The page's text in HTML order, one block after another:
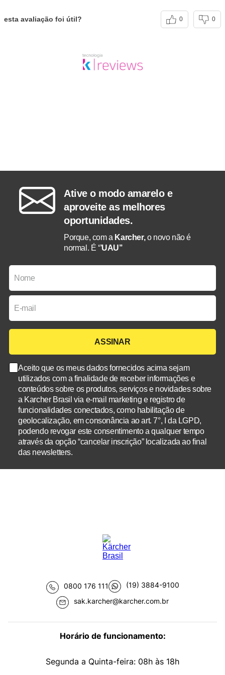
esta avaliação foi útil? 0 0
Ative o modo amarelo e
aproveite as melhores
oportunidades.
Porque, com a Karcher,o novo não é
normal. É ‘’UAU’’
ASSINAR
Aceito que os meus dados fornecidos acima sejam
utilizados com a finalidade de receber informações e
conteúdos sobre os produtos, serviços e novidades sobre
a Karcher Brasil via e-mail marketing e registro de
funcionalidades conectados, como habilitação de
geolocalização, em consonância ao art. 7°, I da LGPD,
podendo revogar este consentimento a qualquer tempo
através da opção “cancelar inscrição” localizada ao final
das newsletters.
0800 176 111
(19) 3884-9100
sak.karcher@karcher.com.br
Horário de funcionamento:
Segunda a Quinta-feira: 08h às 18h